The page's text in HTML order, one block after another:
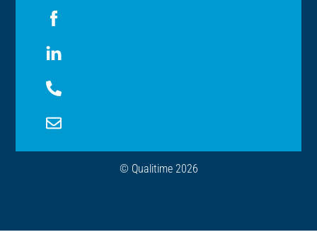
Icon
label
Icon
label
Icon
label
Icon
label
© Qualitime 2026